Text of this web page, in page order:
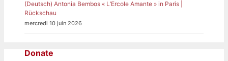
(Deutsch) Antonia Bembos « L’Ercole Amante » in Paris |
Rückschau
mercredi 10 juin 2026
Donate